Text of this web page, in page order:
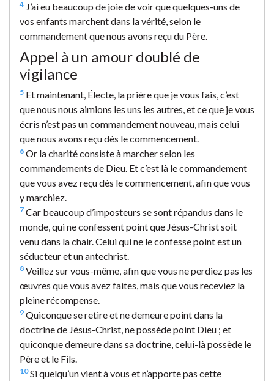
4 J’ai eu beaucoup de joie de voir que quelques-uns de
vos enfants marchent dans la vérité, selon le
commandement que nous avons reçu du Père.
Appel à un amour doublé de
vigilance
5 Et maintenant, Électe, la prière que je vous fais, c’est
que nous nous aimions les uns les autres, et ce que je vous
écris n’est pas un commandement nouveau, mais celui
que nous avons reçu dès le commencement.
6 Or la charité consiste à marcher selon les
commandements de Dieu. Et c’est là le commandement
que vous avez reçu dès le commencement, afin que vous
y marchiez.
7 Car beaucoup d’imposteurs se sont répandus dans le
monde, qui ne confessent point que Jésus-Christ soit
venu dans la chair. Celui qui ne le confesse point est un
séducteur et un antechrist.
8 Veillez sur vous-même, afin que vous ne perdiez pas les
œuvres que vous avez faites, mais que vous receviez la
pleine récompense.
9 Quiconque se retire et ne demeure point dans la
doctrine de Jésus-Christ, ne possède point Dieu ; et
quiconque demeure dans sa doctrine, celui-là possède le
Père et le Fils.
10Si quelqu’un vient à vous et n’apporte pas cette